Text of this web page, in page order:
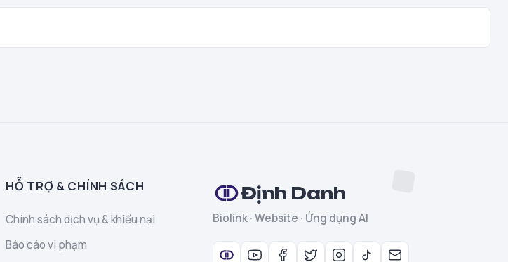
HỖ TRỢ & CHÍNH SÁCH
Chính sách dịch vụ & khiếu nại
Báo cáo vi phạm
Định Danh
Biolink · Website · Ứng dụng AI